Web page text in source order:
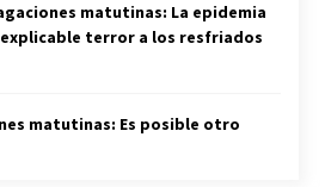
matutinas: La epidemia
terror a los resfriados
matutinas: Es posible otro